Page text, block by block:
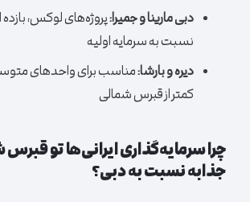
دبی مارینا و جمیرا:پروژه‌های لوکس، بازده
نسبت به سرمایه اولیه
دیره و بارشا:مناسب برای واحدهای
کمتر از قبرس شمالی
چرا سرمایه‌گذاری ایرانی‌ها تو
جذابه نسبت به دبی؟